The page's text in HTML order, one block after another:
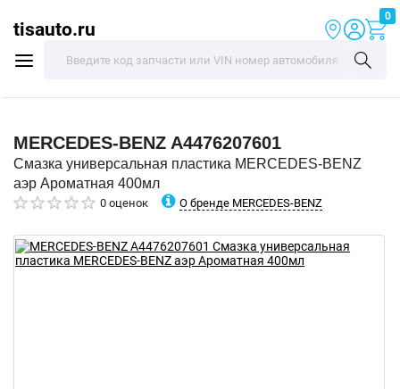
tisauto.ru
0
MERCEDES-BENZ A4476207601
Смазка универсальная пластика MERCEDES-BENZ
аэр Ароматная 400мл
0 оценок О бренде MERCEDES-BENZ